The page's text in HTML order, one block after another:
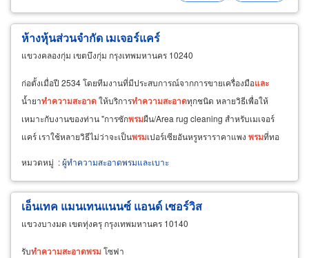
ห้างหุ้นส่วนจำกัด เมเจอร์แคร์
แขวงคลองกุ่ม เขตบึงกุ่ม กรุงเทพมหานคร 10240
ก่อตั้งเมื่อปี 2534 โดยทีมงานที่มีประสบการณ์จากการขายเครื่องมือและ
น้ำยาทำความสะอาดให้บริการทำความสะอาดทุกชนิด หลายวิธีเพื่อให้
เหมาะกับงานของท่าน "การซักพรมผืน/Area rug cleaning สำหรับเมเจอร์
แคร์ เราใช้หลายวิธีไม่ว่าจะเป็นพรมเปอร์เซียอันหรูหราราคาแพง พรมที่ทอ
หมวดหมู่ :ผู้ทำความสะอาดพรมและเบาะ
เอ็นเทค แมนเทนแนนซ์ แอนด์ เซอร์วิส
แขวงบางมด เขตทุ่งครุ กรุงเทพมหานคร 10140
รับทำความสะอาดพรมโซฟา